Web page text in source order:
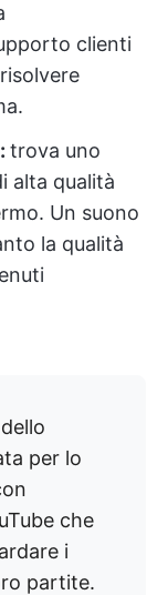
clienti
trova uno
alta qualità
Un suono
la qualità
per lo
che
i
partite.